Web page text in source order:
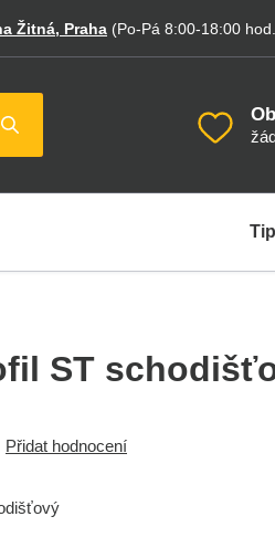
Žitná, Praha (Po-Pá 8:00-18:00 hod.
ST
Přidat hodnocení